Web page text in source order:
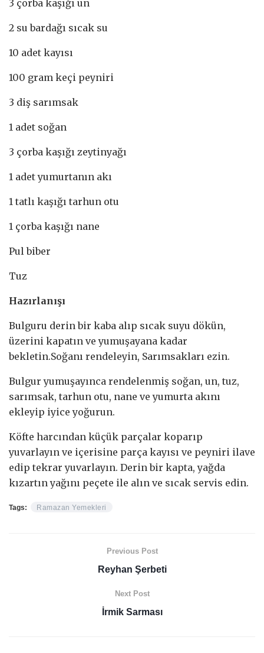
3 çorba kaşığı un
2 su bardağı sıcak su
10 adet kayısı
100 gram keçi peyniri
3 diş sarımsak
1 adet soğan
3 çorba kaşığı zeytinyağı
1 adet yumurtanın akı
1 tatlı kaşığı tarhun otu
1 çorba kaşığı nane
Pul biber
Tuz
Hazırlanışı
Bulguru derin bir kaba alıp sıcak suyu dökün,
üzerini kapatın ve yumuşayana kadar
bekletin.Soğanı rendeleyin, Sarımsakları ezin.
Bulgur yumuşayınca rendelenmiş soğan, un, tuz,
sarımsak, tarhun otu, nane ve yumurta akını
ekleyip iyice yoğurun.
Köfte harcından küçük parçalar koparıp
yuvarlayın ve içerisine parça kayısı ve peyniri ilave
edip tekrar yuvarlayın. Derin bir kapta, yağda
kızartın yağını peçete ile alın ve sıcak servis edin.
Tags: Ramazan Yemekleri
Previous Post
Reyhan Şerbeti
Next Post
İrmik Sarması